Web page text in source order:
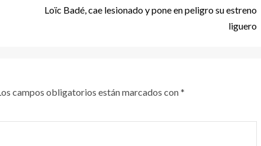
Loïc Badé, cae lesionado y pone en peligro su estreno
liguero
campos obligatorios están marcados con*